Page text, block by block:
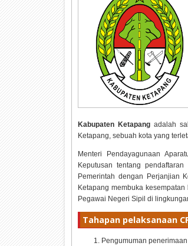
Kabupaten Ketapangadalah
Ketapang, sebuah kota yang
Menteri Pendayagunaan
Keputusan tentang
Pemerintah dengan Perjanjian
Ketapang membuka
Pegawai Negeri Sipil di
Tahapan pelaksanaan
Pengumuman penerimaan